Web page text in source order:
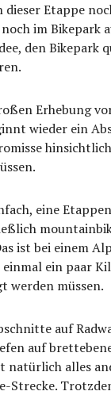
Etappe
im Bikepark
den Bikepark
Erhebung
wieder ein
eine
ist bei einem
einmal ein paar
werden müssen.
auf
auf
natürlich alles
Strecke.